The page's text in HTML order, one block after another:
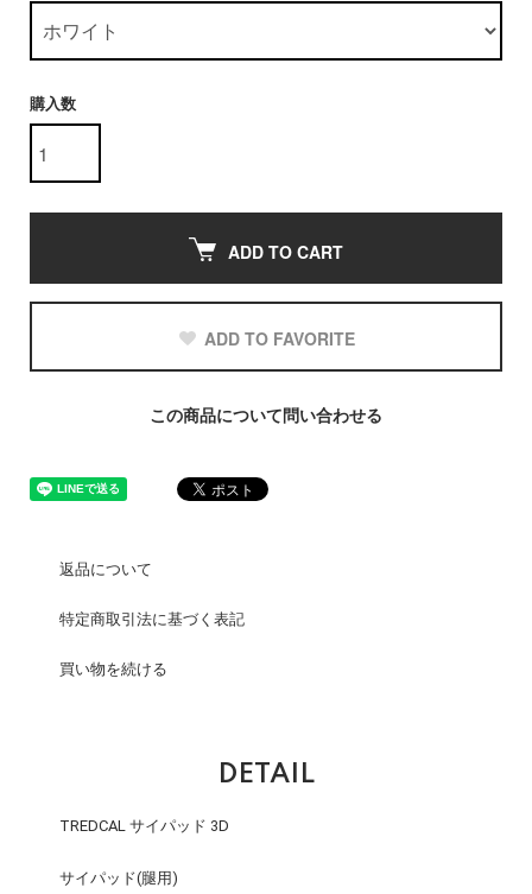
購入数
ADD TO CART
ADD TO FAVORITE
この商品について問い合わせる
返品について
特定商取引法に基づく表記
買い物を続ける
DETAIL
TREDCAL サイパッド 3D
サイパッド(腿用)